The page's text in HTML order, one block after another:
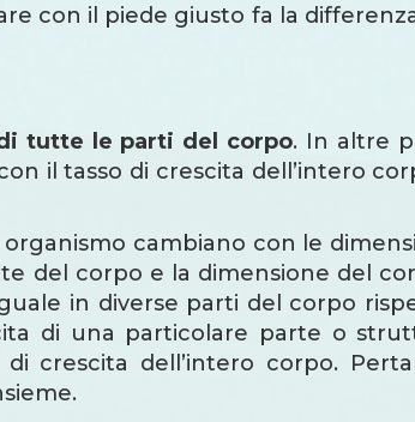
con il piede giusto fa la
tutte le parti del corpo. In altre
il tasso di crescita dell’intero
cambiano con le
del corpo e la dimensione del
in diverse parti del corpo
di una particolare parte o
crescita dell’intero corpo.